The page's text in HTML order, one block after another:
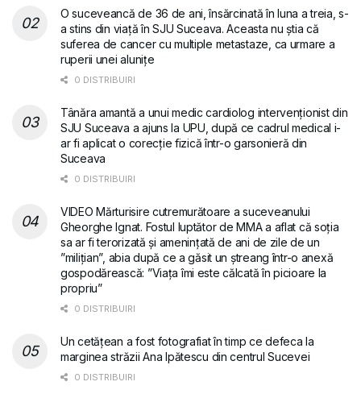
O suceveancă de 36 de ani, însărcinată în luna a treia, s-
a stins din viață în SJU Suceava. Aceasta nu știa că
suferea de cancer cu multiple metastaze, ca urmare a
ruperii unei alunițe
0 DISTRIBUIRI
Tânăra amantă a unui medic cardiolog intervenționist din
SJU Suceava a ajuns la UPU, după ce cadrul medical i-
ar fi aplicat o corecție fizică într-o garsonieră din
Suceava
0 DISTRIBUIRI
VIDEO Mărturisire cutremurătoare a suceveanului
Gheorghe Ignat. Fostul luptător de MMA a aflat că soția
sa ar fi terorizată și amenințată de ani de zile de un
”milițian”, abia după ce a găsit un ștreang într-o anexă
gospodărească: ”Viața îmi este călcată în picioare la
propriu”
0 DISTRIBUIRI
Un cetățean a fost fotografiat în timp ce defeca la
marginea străzii Ana Ipătescu din centrul Sucevei
0 DISTRIBUIRI